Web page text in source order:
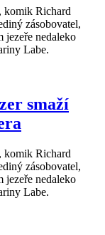
komik Richard
zásobovatel,
jezeře nedaleko
Labe.
smaží
komik Richard
zásobovatel,
jezeře nedaleko
Labe.